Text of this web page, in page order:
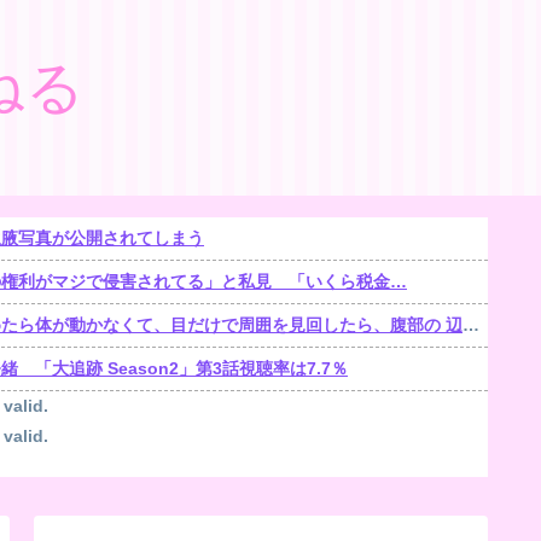
る
写真が公開されてしまう
利がマジで侵害されてる」と私見 「いくら税金…
、目だけで周囲を見回したら、腹部の 辺りをじっと見る「青く光る骨格標本」が居た【再】
「大追跡 Season2」第3話視聴率は7.7％
valid.
valid.